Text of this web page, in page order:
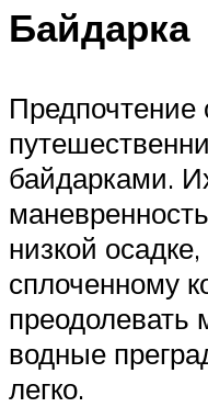
Байдарка
байдарками.
низкой
сплоченному
преодолевать
водные
легко.